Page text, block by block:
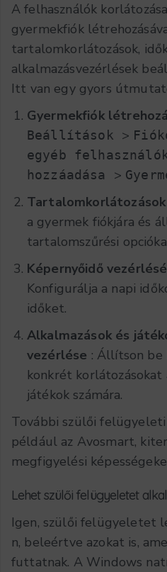
A felhasználók
gyermekfiók
tartalomkorlátozások,
alkalmazásvezérlések
Itt van egy gyors
Gyermekfiók
Beállítások >
egyéb
hozzáadása >
a gyermek fiókjára és
tartalomszűrési
Képernyőidő
Konfigurálja a napi
időket.
Alkalmazások és
vezérlése : Állítson be
konkrét korlátozásokat
játékok számára.
További szülői
például az Avosmart,
megfigyelési
Lehet szülői felügyeletet
Igen, szülői felügyeletet
n, beleértve azokat is,
futtatnak. A Windows